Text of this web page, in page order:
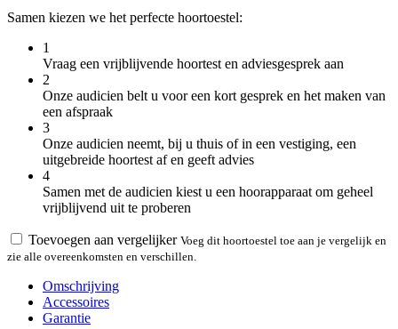
Samen kiezen we het perfecte hoortoestel:
1
Vraag een vrijblijvende hoortest en adviesgesprek aan
2
Onze audicien belt u voor een kort gesprek en het maken van
een afspraak
3
Onze audicien neemt, bij u thuis of in een vestiging, een
uitgebreide hoortest af en geeft advies
4
Samen met de audicien kiest u een hoorapparaat om geheel
vrijblijvend uit te proberen
Toevoegen aan vergelijker Voeg dit hoortoestel toe aan je vergelijk en
zie alle overeenkomsten en verschillen.
Omschrijving
Accessoires
Garantie